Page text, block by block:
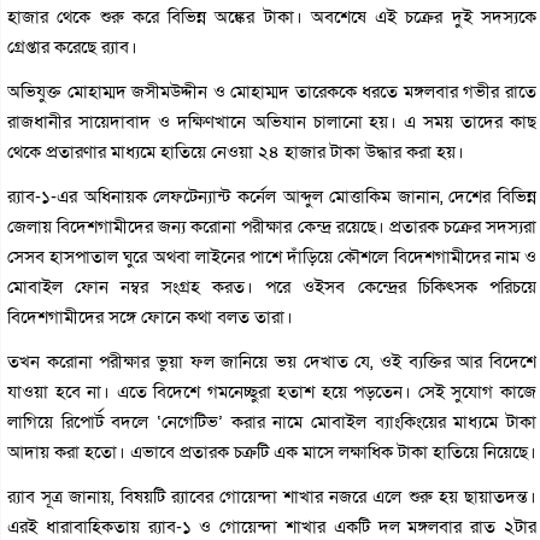
হাজার থেকে শুরু করে বিভিন্ন অঙ্কের টাকা। অবশেষে এই চক্রের দুই সদস্যকে
গ্রেপ্তার করেছে র‌্যাব।
অভিযুক্ত মোহাম্মদ জসীমউদ্দীন ও মোহাম্মদ তারেককে ধরতে মঙ্গলবার গভীর রাতে
রাজধানীর সায়েদাবাদ ও দক্ষিণখানে অভিযান চালানো হয়। এ সময় তাদের কাছ
থেকে প্রতারণার মাধ্যমে হাতিয়ে নেওয়া ২৪ হাজার টাকা উদ্ধার করা হয়।
র‌্যাব-১-এর অধিনায়ক লেফটেন্যান্ট কর্নেল আব্দুল মোত্তাকিম জানান, দেশের বিভিন্ন
জেলায় বিদেশগামীদের জন্য করোনা পরীক্ষার কেন্দ্র রয়েছে। প্রতারক চক্রের সদস্যরা
সেসব হাসপাতাল ঘুরে অথবা লাইনের পাশে দাঁড়িয়ে কৌশলে বিদেশগামীদের নাম ও
মোবাইল ফোন নম্বর সংগ্রহ করত। পরে ওইসব কেন্দ্রের চিকিৎসক পরিচয়ে
বিদেশগামীদের সঙ্গে ফোনে কথা বলত তারা।
তখন করোনা পরীক্ষার ভুয়া ফল জানিয়ে ভয় দেখাত যে, ওই ব্যক্তির আর বিদেশে
যাওয়া হবে না। এতে বিদেশে গমনেচ্ছুরা হতাশ হয়ে পড়তেন। সেই সুযোগ কাজে
লাগিয়ে রিপোর্ট বদলে ‘নেগেটিভ’ করার নামে মোবাইল ব্যাংকিংয়ের মাধ্যমে টাকা
আদায় করা হতো। এভাবে প্রতারক চক্রটি এক মাসে লক্ষাধিক টাকা হাতিয়ে নিয়েছে।
র‌্যাব সূত্র জানায়, বিষয়টি র‌্যাবের গোয়েন্দা শাখার নজরে এলে শুরু হয় ছায়াতদন্ত।
এরই ধারাবাহিকতায় র‌্যাব-১ ও গোয়েন্দা শাখার একটি দল মঙ্গলবার রাত ২টার